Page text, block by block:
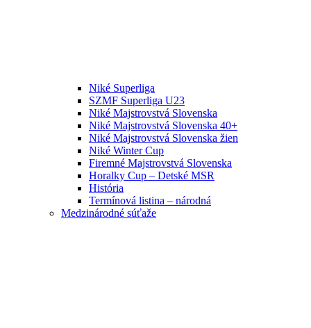
Niké Superliga
SZMF Superliga U23
Niké Majstrovstvá Slovenska
Niké Majstrovstvá Slovenska 40+
Niké Majstrovstvá Slovenska žien
Niké Winter Cup
Firemné Majstrovstvá Slovenska
Horalky Cup – Detské MSR
História
Termínová listina – národná
Medzinárodné súťaže